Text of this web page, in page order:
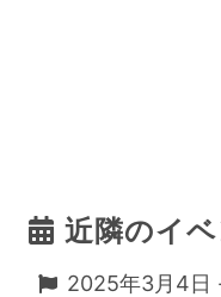
近隣のイベ
2025年3月4日